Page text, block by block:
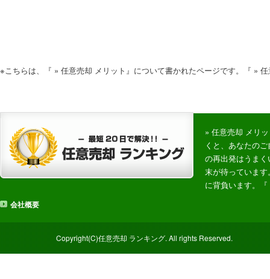
※こちらは、『 » 任意売却 メリット』について書かれたページです。『 »
会社概要
» 任意売却 メリ
くと、あなたの
の再出発はうま
末が待っていま
に背負います。
Copyright(C)任意売却 ランキング. All rights Reserved.